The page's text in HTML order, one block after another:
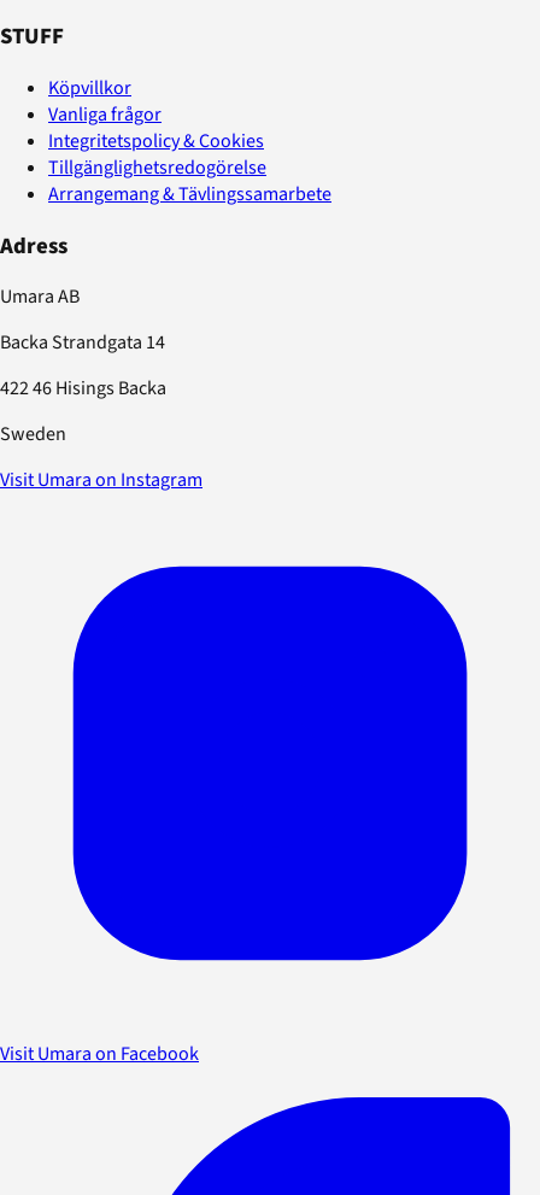
STUFF
Köpvillkor
Vanliga frågor
Integritetspolicy & Cookies
Tillgänglighetsredogörelse
Arrangemang & Tävlingssamarbete
Adress
Umara AB
Backa Strandgata 14
422 46 Hisings Backa
Sweden
Visit Umara on Instagram
Visit Umara on Facebook